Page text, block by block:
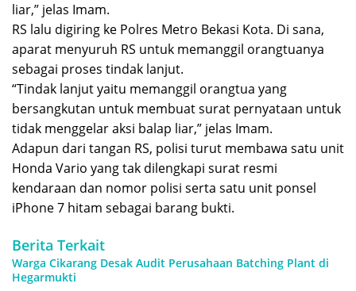
liar,” jelas Imam.
RS lalu digiring ke Polres Metro Bekasi Kota. Di sana,
aparat menyuruh RS untuk memanggil orangtuanya
sebagai proses tindak lanjut.
“Tindak lanjut yaitu memanggil orangtua yang
bersangkutan untuk membuat surat pernyataan untuk
tidak menggelar aksi balap liar,” jelas Imam.
Adapun dari tangan RS, polisi turut membawa satu unit
Honda Vario yang tak dilengkapi surat resmi
kendaraan dan nomor polisi serta satu unit ponsel
iPhone 7 hitam sebagai barang bukti.
Berita Terkait
Warga Cikarang Desak Audit Perusahaan Batching Plant di
Hegarmukti